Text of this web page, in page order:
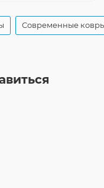
Современные